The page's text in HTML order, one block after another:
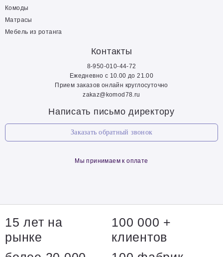
Комоды
Матрасы
Мебель из ротанга
Контакты
8-950-010-44-72
Ежедневно с 10.00 до 21.00
Прием заказов онлайн круглосуточно
zakaz@komod78.ru
Написать письмо директору
Заказать обратный звонок
Мы принимаем к оплате
15 лет на
рынке
100 000 +
клиентов